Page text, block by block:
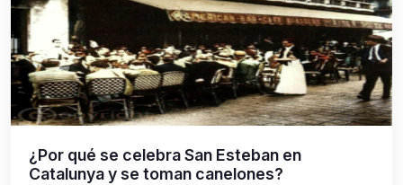
¿Por qué se celebra San Esteban en
Catalunya y se toman canelones?